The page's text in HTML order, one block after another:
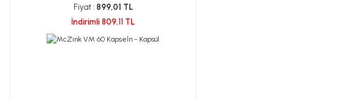
Fiyat : 899,01 TL
İndirimli 809,11 TL